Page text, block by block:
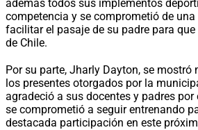
además todos sus implementos
competencia y se comprometió de
facilitar el pasaje de su padre para
de Chile.
Por su parte, Jharly Dayton, se mostró
los presentes otorgados por la
agradeció a sus docentes y padres por
se comprometió a seguir entrenando
destacada participación en este